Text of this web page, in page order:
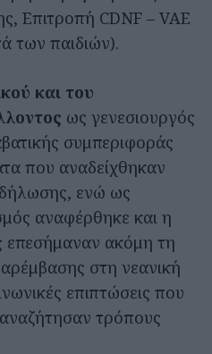
Επιτροπή CDNF – VAE
των παιδιών).
και του
ως γενεσιουργός
συμπεριφοράς
που αναδείχθηκαν
ενώ ως
αναφέρθηκε και η
επεσήμαναν ακόμη τη
στη νεανική
επιπτώσεις που
τρόπους